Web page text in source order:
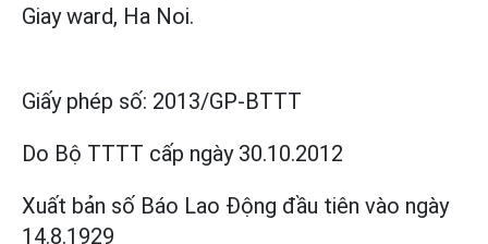
Giay ward, Ha Noi.
Giấy phép số: 2013/GP-BTTT
Do Bộ TTTT cấp ngày 30.10.2012
Xuất bản số Báo Lao Động đầu tiên vào ngày
14.8.1929